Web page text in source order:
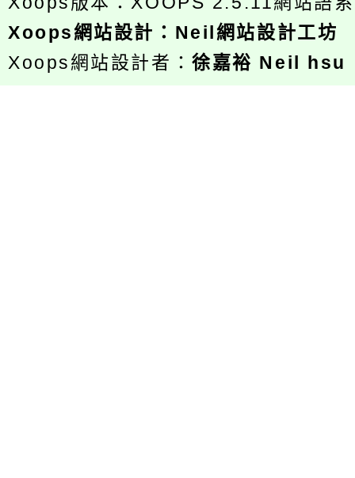
Xoops網站設計 ： Neil網站設計工坊
Xoops網站設計者：徐嘉裕 Neil hsu